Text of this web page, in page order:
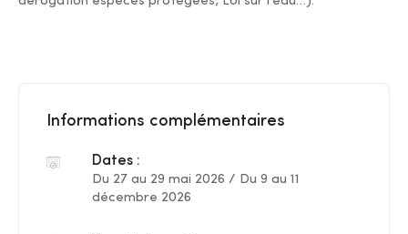
Informations complémentaires
Dates :
Du 27 au 29 mai 2026 / Du 9 au 11
décembre 2026